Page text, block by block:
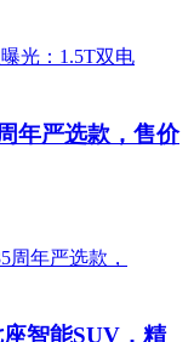
年严选款，售价
智能SUV，精